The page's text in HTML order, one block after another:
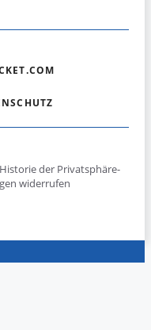
Historie der Privatsphäre-
widerrufen